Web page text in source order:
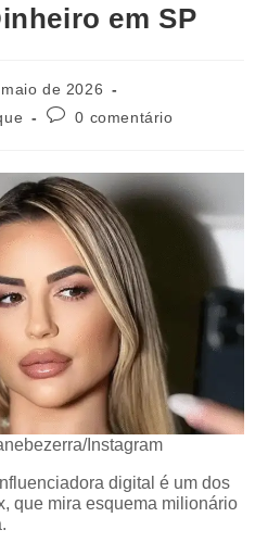
em SP
de 2026
0 comentário
Instagram
digital é um dos
que mira esquema milionário